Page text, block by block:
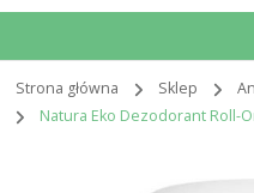
Strona główna Sklep
Natura Eko Dezodorant Roll-